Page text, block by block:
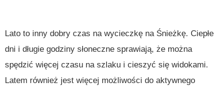
Lato to inny dobry czas na wycieczkę na Śnieżkę. Ciepłe
dni i długie godziny słoneczne sprawiają, że można
spędzić więcej czasu na szlaku i cieszyć się widokami.
Latem również jest więcej możliwości do aktywnego